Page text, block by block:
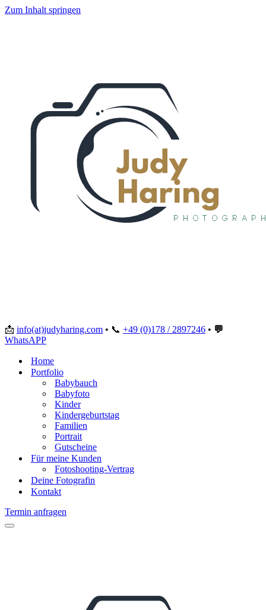
Zum Inhalt springen
📩 info(at)judyharing.com • 📞 +49 (0)178 / 2897246 • 💬
WhatsAPP
Home
Portfolio
Babybauch
Babyfoto
Kinder
Kindergeburtstag
Familien
Portrait
Gutscheine
Für meine Kunden
Fotoshooting-Vertrag
Deine Fotografin
Kontakt
Termin anfragen
Navigationsmenü